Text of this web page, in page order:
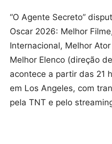
“O Agente Secreto”
Oscar 2026: Melhor
Internacional, Melhor
Melhor Elenco (direção
acontece a partir das 21
em Los Angeles, com
pela TNT e pelo